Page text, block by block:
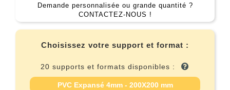
Demande personnalisée ou grande quantité ?
CONTACTEZ-NOUS !
Choisissez votre support et format :
20 supports et formats disponibles :
PVC Expansé 4mm - 200X200 mm